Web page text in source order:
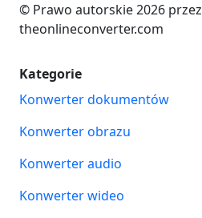
© Prawo autorskie 2026 przez
theonlineconverter.com
Kategorie
Konwerter dokumentów
Konwerter obrazu
Konwerter audio
Konwerter wideo